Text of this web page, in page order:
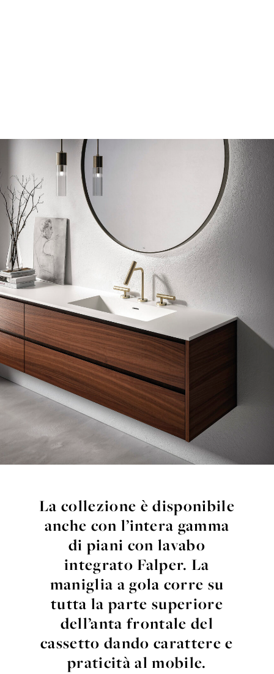
La collezione è disponibile
anche con l’intera gamma
di piani con lavabo
integrato Falper. La
maniglia a gola corre su
tutta la parte superiore
dell’anta frontale del
cassetto dando carattere e
praticità al mobile.